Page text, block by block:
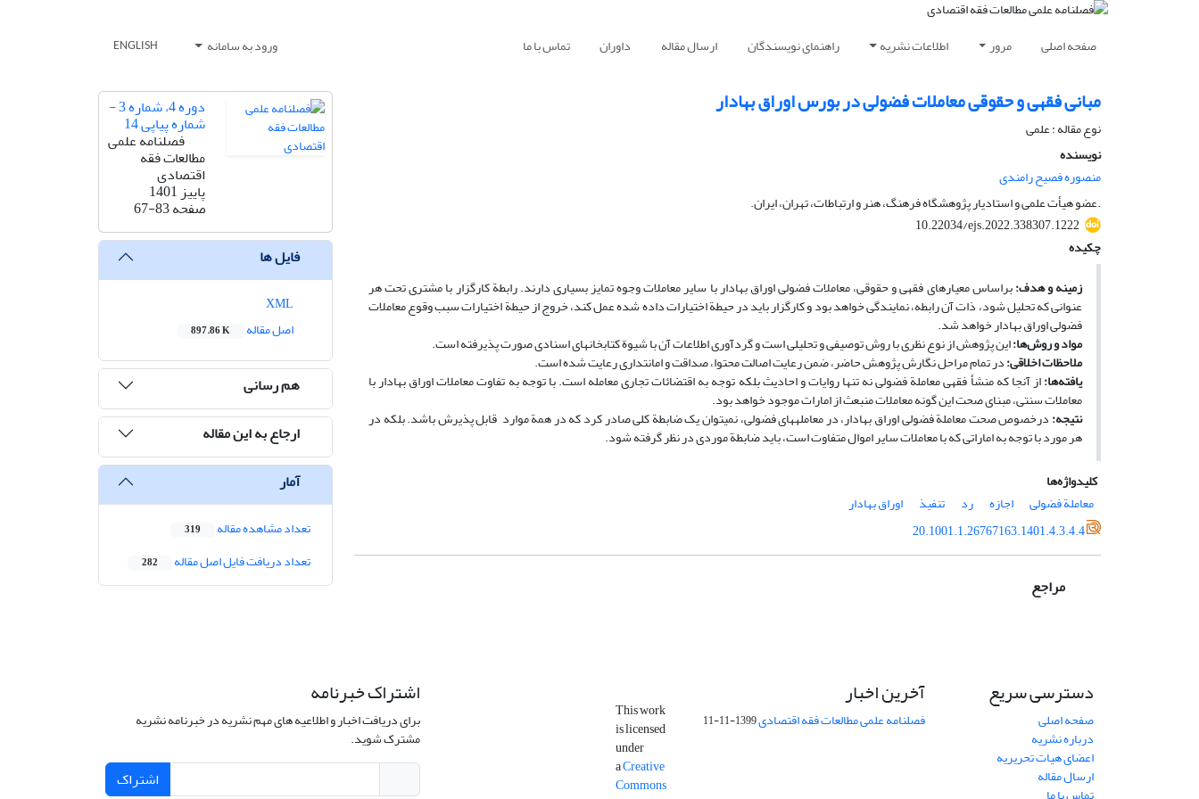
صفحه اصلی مرور اطلاعات نشریه راهنمای نویسندگان ارسال مقاله داوران تماس با ما ورود به سامانه ENGLISH
مبانی فقهی و حقوقی معاملات فضولی در بورس اوراق بهادار
نوع مقاله : علمی
نویسنده
منصوره فصیح رامندی
.عضو هیأت علمی و استادیار پژوهشگاه فرهنگ، هنر و ارتباطات، تهران، ایران.
10.22034/ejs.2022.338307.1222
چکیده
زمینه و هدف:براساس معیارهای فقهی و حقوقی، معاملات فضولی اوراق بهادار با سایر معاملات وجوه تمایز بسیاری دارند. رابطة کارگزار با مشتری تحت هر
عنوانی که تحلیل شود، ذات آن رابطه، نمایندگی خواهد بود و کارگزار باید در حیطة اختیارات داده شده عمل کند، خروج از حیطة اختیارات سبب وقوع معاملات
فضولی اوراق بهادار خواهد شد.
مواد و روش‌ها:این پژوهش از نوع نظری با روش توصیفی و تحلیلی است و گردآوری اطلاعات آن با شیوة کتابخانه­ای اسنادی صورت پذیرفته است.
ملاحظات اخلاقی:در تمام مراحل نگارش پژوهش حاضر، ضمن رعایت اصالت محتوا، صداقت و امانتداری رعایت شده است.
یافته‌ها:از آنجا که منشأ فقهی معاملة فضولی نه تنها روایات و احادیث بلکه توجه به اقتضائات تجاری معامله است. با توجه به تفاوت معاملات اوراق بهادار با
معاملات سنتی، مبنای صحت این گونه معاملات منبعث از امارات موجود خواهد بود.
نتیجه‌:درخصوص صحت معاملة فضولی اوراق بهادار، در معامله­های فضولی، نمی­توان یک ضابطة کلی صادر کرد که در همة موارد قابل پذیرش باشد. بلکه در
هر مورد با توجه به اماراتی که با معاملات سایر اموال متفاوت است، باید ضابطة موردی در نظر گرفته شود.
کلیدواژه‌ها
معاملة فضولی
اجازه رد تنفیذ
اوراق بهادار
20.1001.1.26767163.1401.4.3.4.4
مراجع
دوره 4، شماره 3 -
شماره پیاپی 14
فصلنامه علمی
مطالعات فقه
اقتصادی
پاییز 1401
صفحه67-83
فایل ها
اصل مقاله
897.86 K
هم رسانی
ارجاع به این مقاله
آمار
تعداد مشاهده مقاله 319
تعداد دریافت فایل اصل مقاله 282
دسترسی سریع
صفحه اصلی
درباره نشریه
اعضای هیات تحریریه
ارسال مقاله
آخرین اخبار
فصلنامه علمی مطالعات فقه اقتصادی1399-11-11
This work
is licensed
under
aCreative
Commons
اشتراک خبرنامه
برای دریافت اخبار و اطلاعیه های مهم نشریه در خبرنامه نشریه
مشترک شوید.
اشتراک